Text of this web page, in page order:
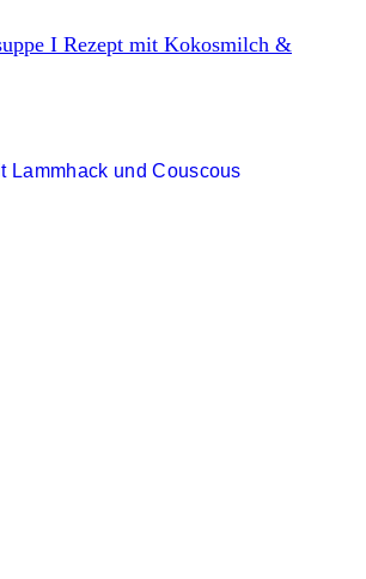
I Rezept mit Kokosmilch &